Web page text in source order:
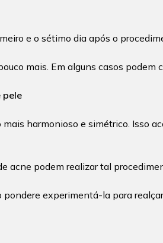
e o sétimo dia após o
mais. Em alguns casos podem
pele
harmonioso e simétrico. Isso
acne podem realizar tal
experimentá-la para